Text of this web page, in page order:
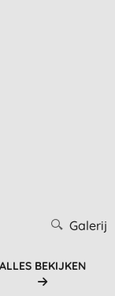
Galerij
ALLES BEKIJKEN